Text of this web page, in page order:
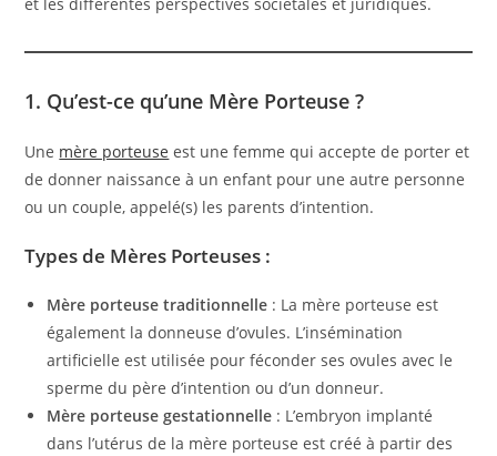
1. Qu’est-ce qu’une Mère Porteuse ?
Une mère porteuse est une femme qui accepte de porter et
de donner naissance à un enfant pour une autre personne
ou un couple, appelé(s) les parents d’intention.
Types de Mères Porteuses :
Mère porteuse traditionnelle : La mère porteuse est
également la donneuse d’ovules. L’insémination
artificielle est utilisée pour féconder ses ovules avec le
sperme du père d’intention ou d’un donneur.
Mère porteuse gestationnelle : L’embryon implanté
dans l’utérus de la mère porteuse est créé à partir des